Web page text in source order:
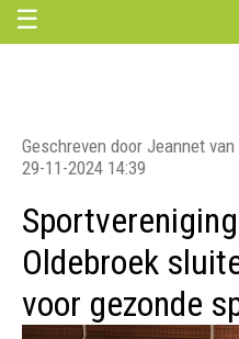
☰
Geschreven door Jeannet
29-11-2024 14:39
Oldebroek
voor gezonde